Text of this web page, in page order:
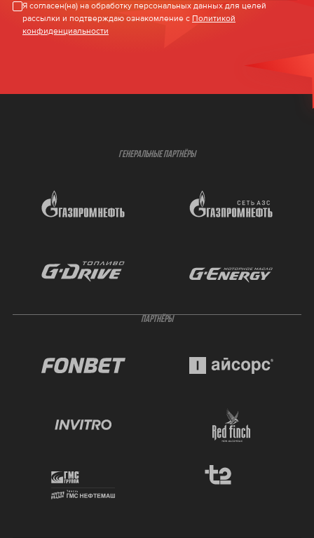
Я согласен(на) на обработку персональных данных для целей
рассылки и подтверждаю ознакомление с Политикой
конфиденциальности
ГЕНЕРАЛЬНЫЕ ПАРТНЁРЫ
ПАРТНЁРЫ